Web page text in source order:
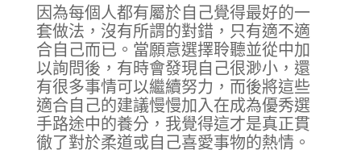
因為每個人都有屬於自己覺得最好的一
套做法，沒有所謂的對錯，只有適不適
合自己而已。當願意選擇聆聽並從中加
以詢問後，有時會發現自己很渺小，還
有很多事情可以繼續努力，而後將這些
適合自己的建議慢慢加入在成為優秀選
手路途中的養分，我覺得這才是真正貫
徹了對於柔道或自己喜愛事物的熱情。